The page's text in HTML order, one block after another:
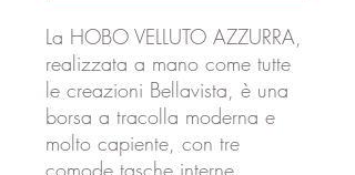
La HOBO VELLUTO AZZURRA,
realizzata a mano come tutte
le creazioni Bellavista, è una
borsa a tracolla moderna e
molto capiente, con tre
comode tasche interne.